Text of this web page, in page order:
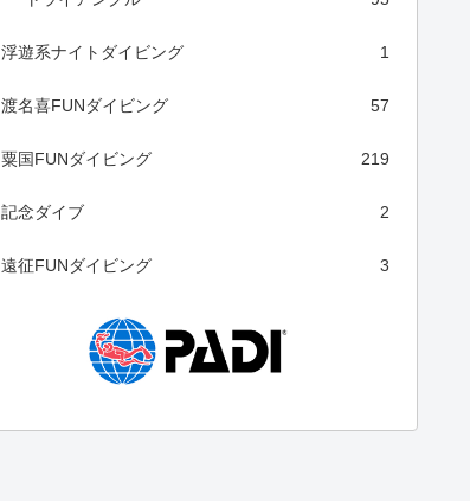
浮遊系ナイトダイビング 1
渡名喜FUNダイビング 57
粟国FUNダイビング 219
記念ダイブ 2
遠征FUNダイビング 3